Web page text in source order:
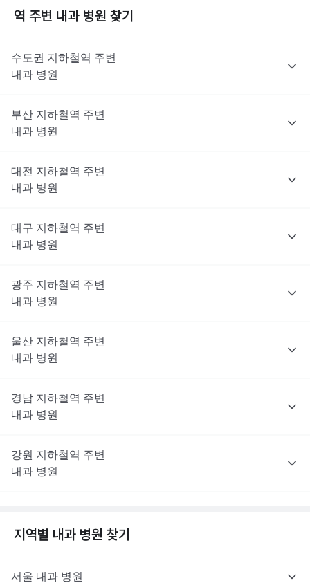
역 주변 내과 병원 찾기
수도권 지하철역 주변
내과 병원
부산 지하철역 주변
내과 병원
대전 지하철역 주변
내과 병원
대구 지하철역 주변
내과 병원
광주 지하철역 주변
내과 병원
울산 지하철역 주변
내과 병원
경남 지하철역 주변
내과 병원
강원 지하철역 주변
내과 병원
지역별 내과 병원 찾기
서울 내과 병원